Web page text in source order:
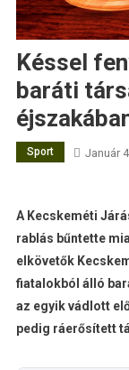
Késsel
baráti
Sport Január
A Kecskeméti
rablás bűntette
elkövetők
fiatalokból álló
az egyik vádlott
pedig ráerősített